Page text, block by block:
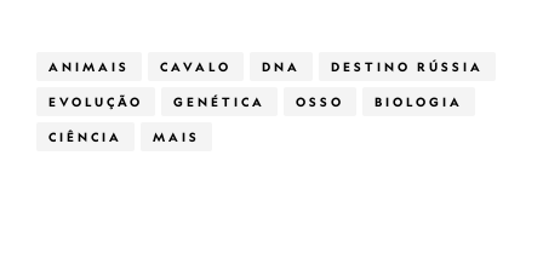
ANIMAIS CAVALO DNA DESTINO RÚSSIA
EVOLUÇÃO GENÉTICA OSSO BIOLOGIA
CIÊNCIA MAIS